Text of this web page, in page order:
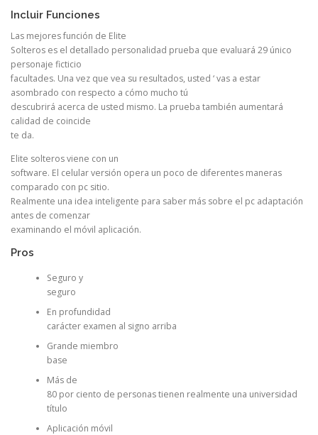
Incluir Funciones
Las mejores función de Elite
Solteros es el detallado personalidad prueba que evaluará 29 único
personaje ficticio
facultades. Una vez que vea su resultados, usted ‘ vas a estar
asombrado con respecto a cómo mucho tú
descubrirá acerca de usted mismo. La prueba también aumentará
calidad de coincide
te da.
Elite solteros viene con un
software. El celular versión opera un poco de diferentes maneras
comparado con pc sitio.
Realmente una idea inteligente para saber más sobre el pc adaptación
antes de comenzar
examinando el móvil aplicación.
Pros
Seguro y
seguro
En profundidad
carácter examen al signo arriba
Grande miembro
base
Más de
80 por ciento de personas tienen realmente una universidad
título
Aplicación móvil